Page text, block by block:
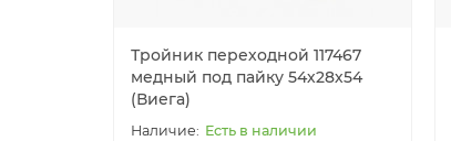
Тройник переходной 117467
медный под пайку 54х28х54
(Виега)
Есть в наличии